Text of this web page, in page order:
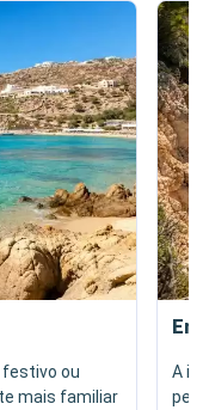
festivo ou
mais familiar
Em
A
pelo